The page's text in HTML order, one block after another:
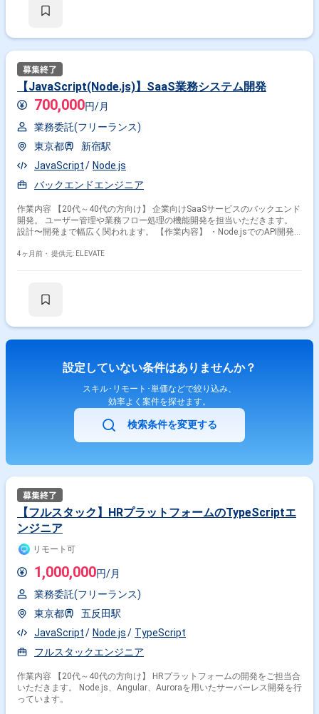
【JavaScript(Node.js)】SaaS業務システム開発
700,000円/月
業務委託(フリーランス)
東京都
新宿駅
JavaScript
Node.js
バックエンドエンジニア
作業内容 【20代～40代の方向け】 企業向けSaaSサービスのバックエンド
開発。 ユーザー管理や業務フロー処理の機能開発を担当いただきます。
設計〜開発まで幅広く関われます。 【作業内容】 ・Node.jsでのAPI開発
検討・改善提案
4ヶ月前・ 提供元: ELEVATE
設定していない条件はありませんか？
スキル･リモート･単価などで絞り込み、
効率よく案件を探せます。
検索条件を変更する
【フルスタック】HRプラットフォームのTypeScriptエ
ンジニア
リモート可
1,000,000円/月
業務委託(フリーランス)
東京都
五反田駅
JavaScript
Node.js
TypeScript
フルスタックエンジニア
作業内容 【20代～40代の方向け】 HRプラットフォームの開発をご担当合
いただきます。 Node.js、Angular、Auroraを用いたサーバーレス開発を行
っています。